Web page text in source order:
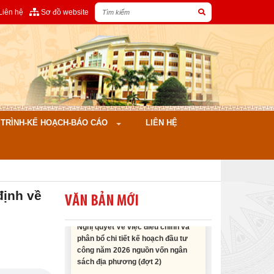
hệ Sơ đồ website
KẾ HOẠCH-BÁO CÁO LIÊN HỆ
về
VĂN BẢN MỚI
Nghị quyết Cho ý kiến về cam kết
bố trí nguồn vốn đối ứng ngân sách
địa phương để thực hiện Dự án
Xây dựng Trụ sở làm...
Nghị quyết về việc phân bổ kế
hoạch vốn đầu tư phát triển được
phân bổ chi tiết kế hoạch đầu tư
công năm 2026 nguồn vốn ngân
sách địa phương (đợt 2)
Nghị quyết Về chất vấn tại Kỳ họp
thứ Hai, Hội đồng nhân dân tỉnh